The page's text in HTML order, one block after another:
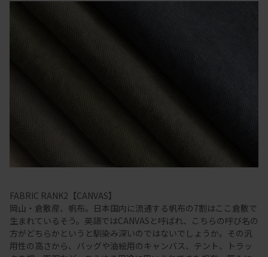
FABRIC RANK2【CANVAS】
岡山・倉敷産、帆布。日本国内に流通する帆布の7割はここ倉敷で
生まれているそう。英語ではCANVASと呼ばれ、こちらの呼び名の
方がどちらかというと馴染み深いのではないでしょうか。その汎
用性の高さから、バッグや油絵用のキャンバス、テント、トラッ